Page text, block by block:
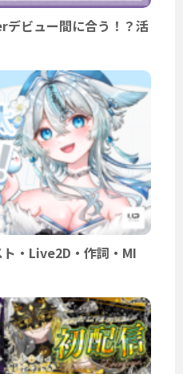
ビュー間に合う！？活
・Live2D・作詞・MI